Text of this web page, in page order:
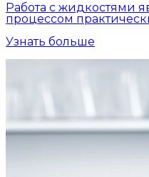
Работа с жидкостями
процессом
Узнать больше